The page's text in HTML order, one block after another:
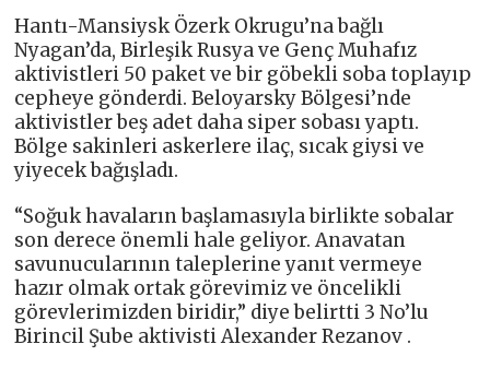
Hantı-Mansiysk Özerk Okrugu’na bağlı
Nyagan’da, Birleşik Rusya ve Genç Muhafız
aktivistleri 50 paket ve bir göbekli soba toplayıp
cepheye gönderdi. Beloyarsky Bölgesi’nde
aktivistler beş adet daha siper sobası yaptı.
Bölge sakinleri askerlere ilaç, sıcak giysi ve
yiyecek bağışladı.
“Soğuk havaların başlamasıyla birlikte sobalar
son derece önemli hale geliyor. Anavatan
savunucularının taleplerine yanıt vermeye
hazır olmak ortak görevimiz ve öncelikli
görevlerimizden biridir,” diye belirtti 3 No’lu
Birincil Şube aktivisti Alexander Rezanov .